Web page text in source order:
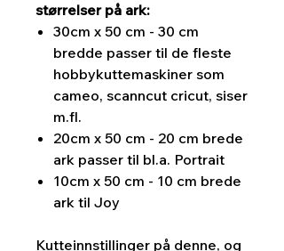
størrelser på ark:
30cm x 50 cm - 30 cm
bredde passer til de fleste
hobbykuttemaskiner som
cameo, scanncut cricut, siser
m.fl.
20cm x 50 cm - 20 cm brede
ark passer til bl.a. Portrait
10cm x 50 cm - 10 cm brede
ark til Joy
Kutteinnstillinger på denne, og